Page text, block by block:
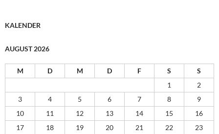
KALENDER
AUGUST 2026
M D M D F S
S
1
2
3
4 5 6 7 8
9
10
11 12 13 14 15
16
17
18 19 20 21 22
23